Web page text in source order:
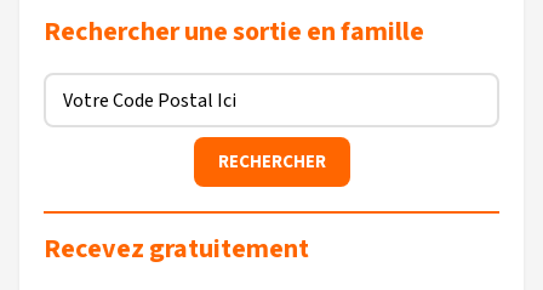
Rechercher une sortie en famille
Recevez gratuitement